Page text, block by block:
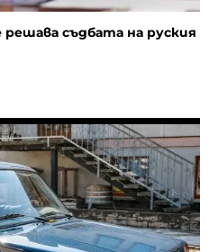
съдбата на руския